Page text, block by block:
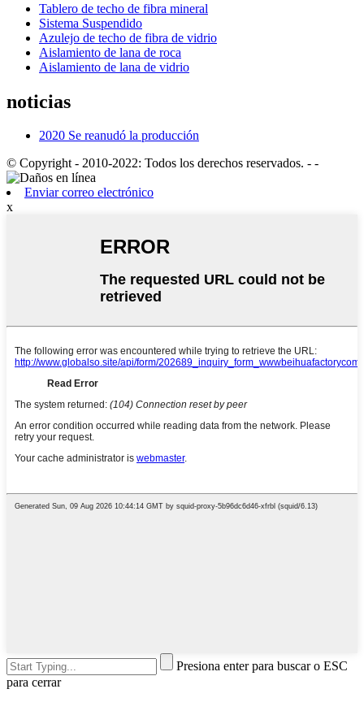
Tablero de techo de fibra mineral
Sistema Suspendido
Azulejo de techo de fibra de vidrio
Aislamiento de lana de roca
Aislamiento de lana de vidrio
noticias
2020 Se reanudó la producción
© Copyright - 2010-2022: Todos los derechos reservados. - -
Enviar correo electrónico
x
Presiona enter para buscar o ESC
para cerrar